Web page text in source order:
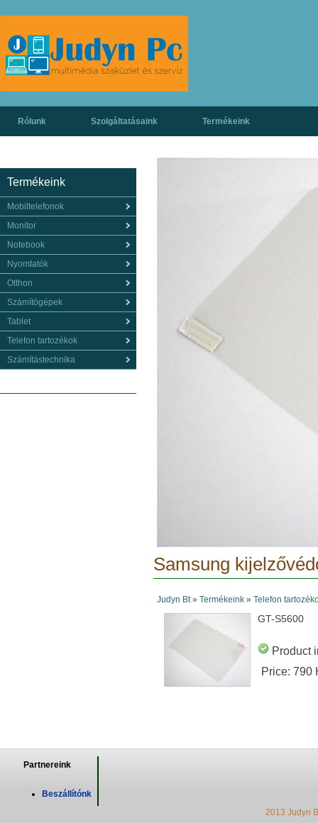
Rólunk Szolgáltatásaink Termékeink
Samsung
Judyn Bt» Termékeink» Telefon
GT-S5600
Product
Price: 790
Termékeink
Mobiltelefonok
Monitor
Notebook
Nyomtatók
Otthon
Számítógépek
Tablet
Telefon tartozékok
Számítástechnika
Partnereink
Beszállítónk
2013 Judyn